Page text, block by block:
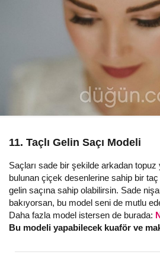
11. Taçlı Gelin Saçı Modeli
Saçları sade bir şekilde arkadan topuz
bulunan çiçek desenlerine sahip bir
gelin saçına sahip olabilirsin. Sade
bakıyorsan, bu model seni de mutlu
Daha fazla model istersen de burada:
Bu modeli yapabilecek kuaför ve